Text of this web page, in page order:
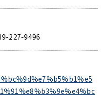
227-9496